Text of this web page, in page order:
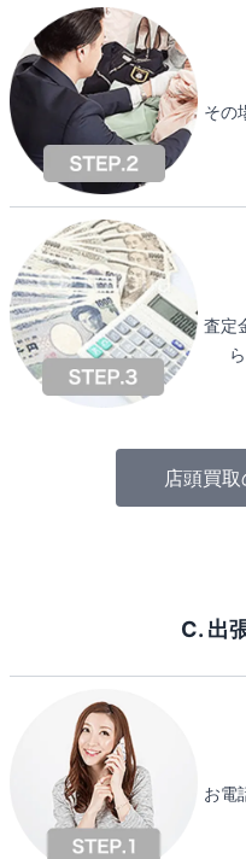
その
査定
店頭買
C. 出
お電